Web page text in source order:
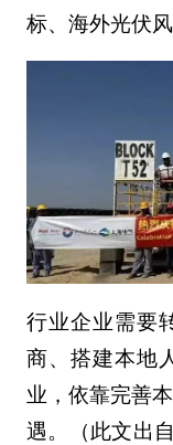
标、海外光伏
行业企业需要
商、搭建本地
业，依靠完善
遇。（此文出